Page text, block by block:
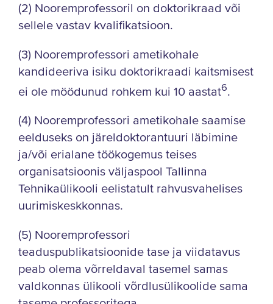
(2) Nooremprofessoril on doktorikraad või
sellele vastav kvalifikatsioon.
(3) Nooremprofessori ametikohale
kandideeriva isiku doktorikraadi kaitsmisest
ei ole möödunud rohkem kui 10 aastat6.
(4) Nooremprofessori ametikohale saamise
eelduseks on järeldoktorantuuri läbimine
ja/või erialane töökogemus teises
organisatsioonis väljaspool Tallinna
Tehnikaülikooli eelistatult rahvusvahelises
uurimiskeskkonnas.
(5) Nooremprofessori
teaduspublikatsioonide tase ja viidatavus
peab olema võrreldaval tasemel samas
valdkonnas ülikooli võrdlusülikoolide sama